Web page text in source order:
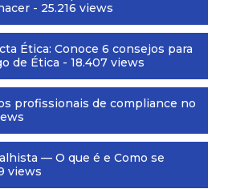
- 25.216 views
Ética: Conoce 6 consejos para
de Ética - 18.407 views
profissionais de compliance no
— O que é e Como se
views